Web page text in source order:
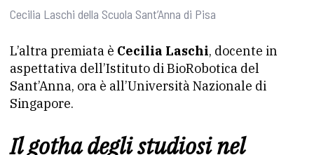
Cecilia Laschi della Scuola Sant’Anna di Pisa
L’altra premiata è Cecilia Laschi, docente in
aspettativa dell’Istituto di BioRobotica del
Sant’Anna, ora è all’Università Nazionale di
Singapore.
Il gotha degli studiosi nel